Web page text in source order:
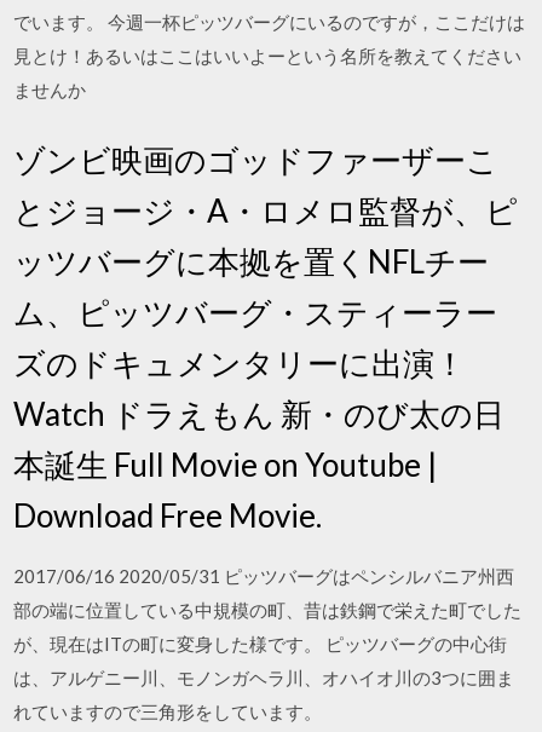
でいます。 今週一杯ピッツバーグにいるのですが，ここだけは
見とけ！あるいはここはいいよーという名所を教えてください
ませんか
ゾンビ映画のゴッドファーザーこ
とジョージ・A・ロメロ監督が、ピ
ッツバーグに本拠を置くNFLチー
ム、ピッツバーグ・スティーラー
ズのドキュメンタリーに出演！
Watch ドラえもん 新・のび太の日
本誕生 Full Movie on Youtube |
Download Free Movie.
2017/06/16 2020/05/31 ピッツバーグはペンシルバニア州西
部の端に位置している中規模の町、昔は鉄鋼で栄えた町でした
が、現在はITの町に変身した様です。 ピッツバーグの中心街
は、アルゲニー川、モノンガヘラ川、オハイオ川の3つに囲ま
れていますので三角形をしています。